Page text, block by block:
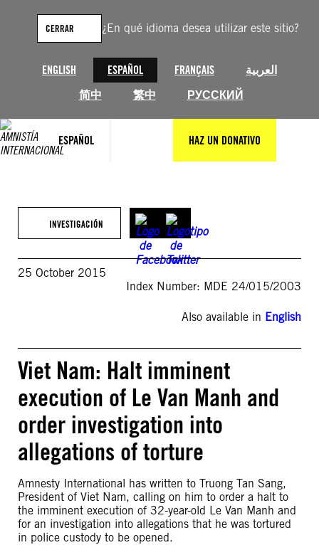
¿En qué idioma desea utilizar este sitio?
ENGLISH ESPAÑOL FRANÇAIS
العربية
简中
繁中 РУССКИЙ
CERRAR
ESPAÑOL HAZ UN DONATIVO
contenido
INVESTIGACIÓN
25 October 2015
Index Number: MDE 24/015/2003
Also available in English
Viet Nam: Halt imminent
execution of Le Van Manh and
order investigation into
allegations of torture
Amnesty International has written to Truong Tan Sang,
President of Viet Nam, calling on him to order a halt to
the imminent execution of 32-year-old Le Van Manh and
for an investigation into allegations that he was tortured
in police custody to be opened.